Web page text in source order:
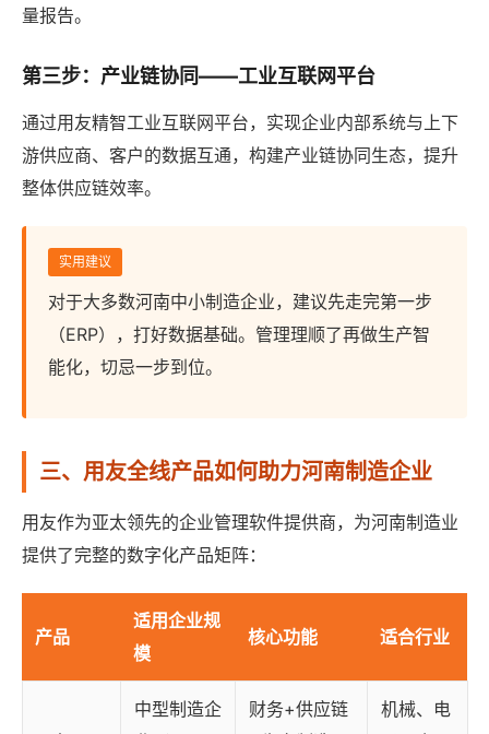
量报告。
第三步：产业链协同——工业互联网平台
通过用友精智工业互联网平台，实现企业内部系统与上下
游供应商、客户的数据互通，构建产业链协同生态，提升
整体供应链效率。
实用建议
对于大多数河南中小制造企业，建议先走完第一步
（ERP），打好数据基础。管理理顺了再做生产智
能化，切忌一步到位。
三、用友全线产品如何助力河南制造企业
用友作为亚太领先的企业管理软件提供商，为河南制造业
提供了完整的数字化产品矩阵：
产品
适用企业规
模
核心功能 适合行业
中型制造企
财务+供应链
机械、电